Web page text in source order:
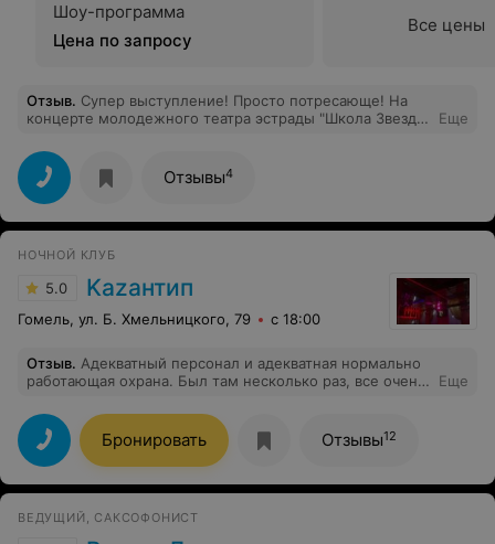
Шоу-программа
Цена по запросу
Все цены
Отзыв. Супер выступление! Просто потресающе! На
концерте молодежного театра эстрады "Школа Звезд"
Еще
Отзывы4
НОЧНОЙ КЛУБ
5.0 Kazантип
Гомель, ул. Б. Хмельницкого, 79 с 18:00
Отзыв. Адекватный персонал и адекватная нормально
работающая охрана. Был там несколько раз, все очень
Еще
Бронировать Отзывы12
ВЕДУЩИЙ, САКСОФОНИСТ